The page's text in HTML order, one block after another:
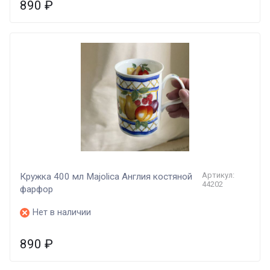
890 ₽
Кружка 400 мл Majolica Англия костяной
фарфор
Артикул:
44202
Нет в наличии
890 ₽